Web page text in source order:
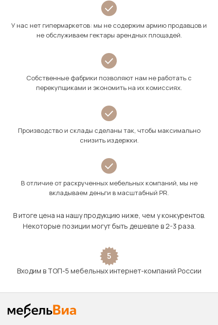
У нас нет гипермаркетов: мы не содержим армию продавцов и
не обслуживаем гектары арендных площадей.
Собственные фабрики позволяют нам не работать с
перекупщиками и экономить на их комиссиях.
Производство и склады сделаны так, чтобы максимально
снизить издержки.
В отличие от раскрученных мебельных компаний, мы не
вкладываем деньги в масштабный PR.
В итоге цена на нашу продукцию ниже, чем у конкурентов.
Некоторые позиции могут быть дешевле в 2-3 раза.
5
Входим в ТОП-5 мебельных интернет-компаний России